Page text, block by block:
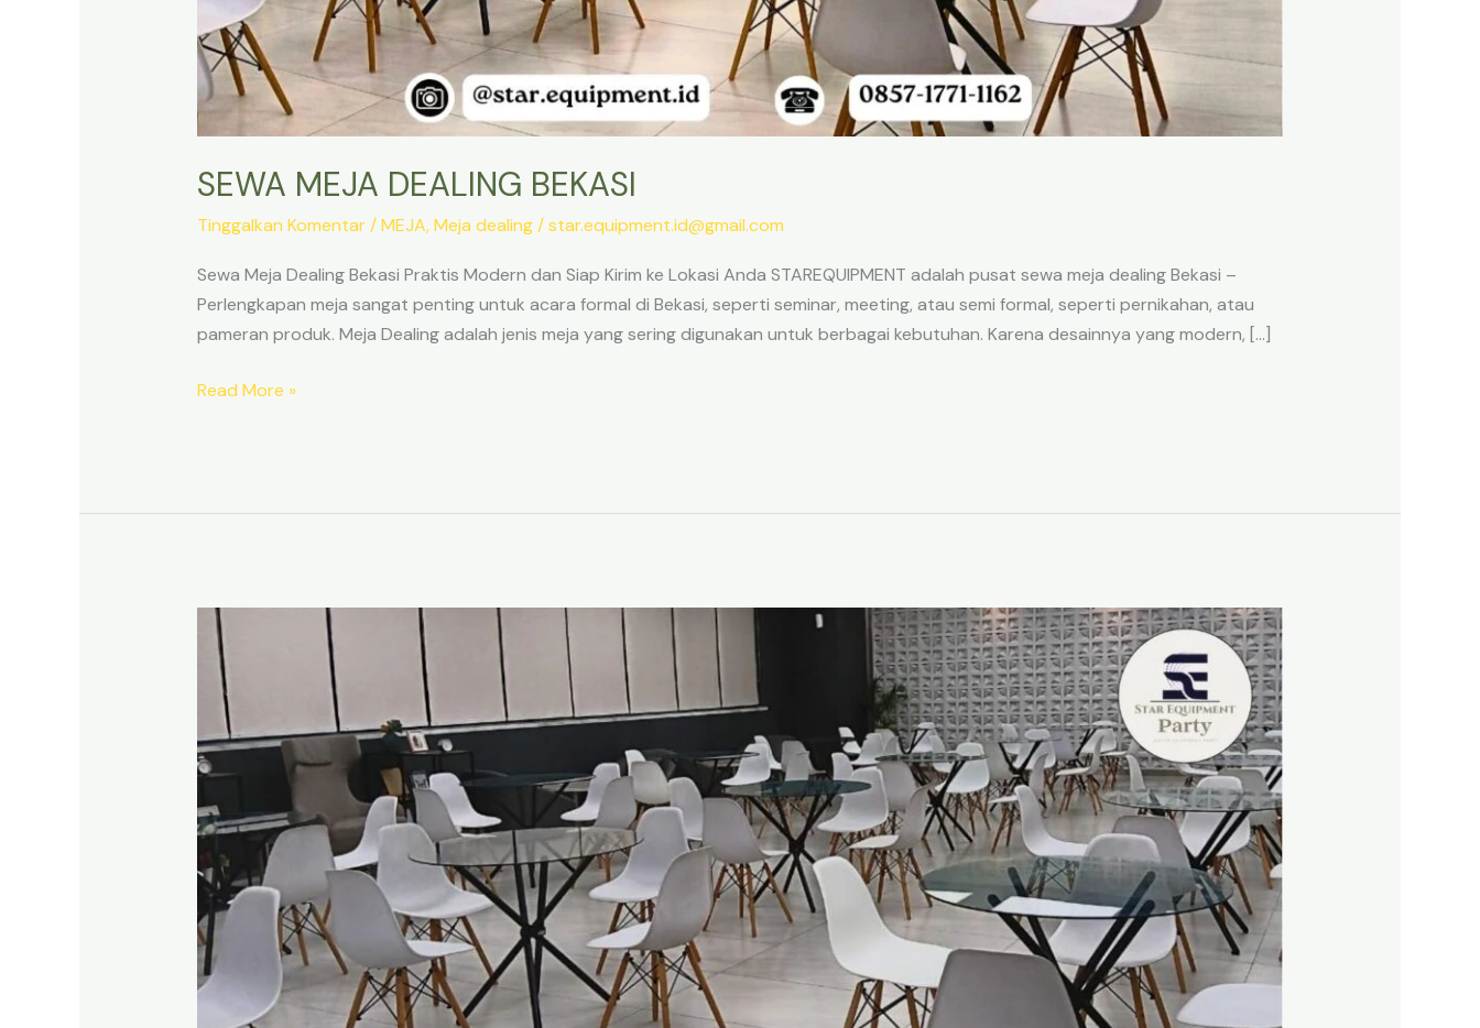
SEWA MEJA DEALING BEKASI
Tinggalkan Komentar /MEJA,Meja dealing/star.equipment.id@gmail.com
Sewa Meja Dealing Bekasi Praktis Modern dan Siap Kirim ke Lokasi Anda STAREQUIPMENT adalah pusat sewa meja dealing Bekasi –
Perlengkapan meja sangat penting untuk acara formal di Bekasi, seperti seminar, meeting, atau semi formal, seperti pernikahan, atau
pameran produk. Meja Dealing adalah jenis meja yang sering digunakan untuk berbagai kebutuhan. Karena desainnya yang modern, […]
SEWA
Read More »